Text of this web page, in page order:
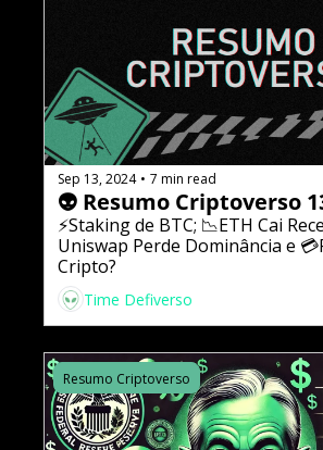
Sep 13, 2024 • 7 min read
👽 Resumo Criptoverso
⚡️Staking de BTC; 📉ETH Cai
Uniswap Perde Dominância e
Cripto?
Time Defiverso
Resumo Criptoverso